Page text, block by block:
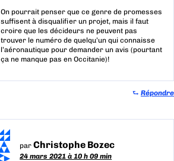
On pourrait penser que ce genre de promesses
suffisent à disqualifier un projet, mais il faut
croire que les décideurs ne peuvent pas
trouver le numéro de quelqu’un qui connaisse
l’aéronautique pour demander un avis (pourtant
ça ne manque pas en Occitanie)!
⮑ Répondre
parChristophe Bozec
24 mars 2021 à 10 h 09 min